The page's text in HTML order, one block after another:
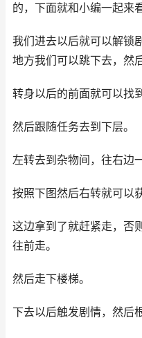
的，下面就和小编一起来
我们进去以后就可以解锁
地方我们可以跳下去，然
转身以后的前面就可以找
然后跟随任务去到下层。
左转去到杂物间，往右边
按照下图然后右转就可以
这边拿到了就赶紧走，否
往前走。
然后走下楼梯。
下去以后触发剧情，然后